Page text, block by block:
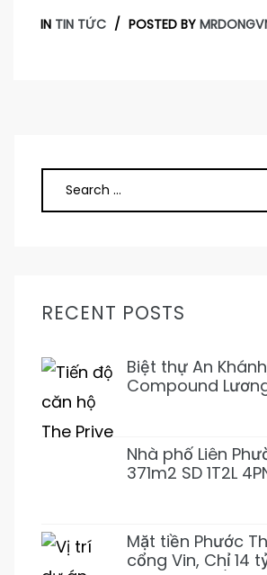
IN TIN TỨC POSTED BY
RECENT POSTS
Biệt thự An
Compound
Nhà phố Liên
371m2 SD 1T2L
Mặt tiền Phước
cổng Vin, Chỉ 14